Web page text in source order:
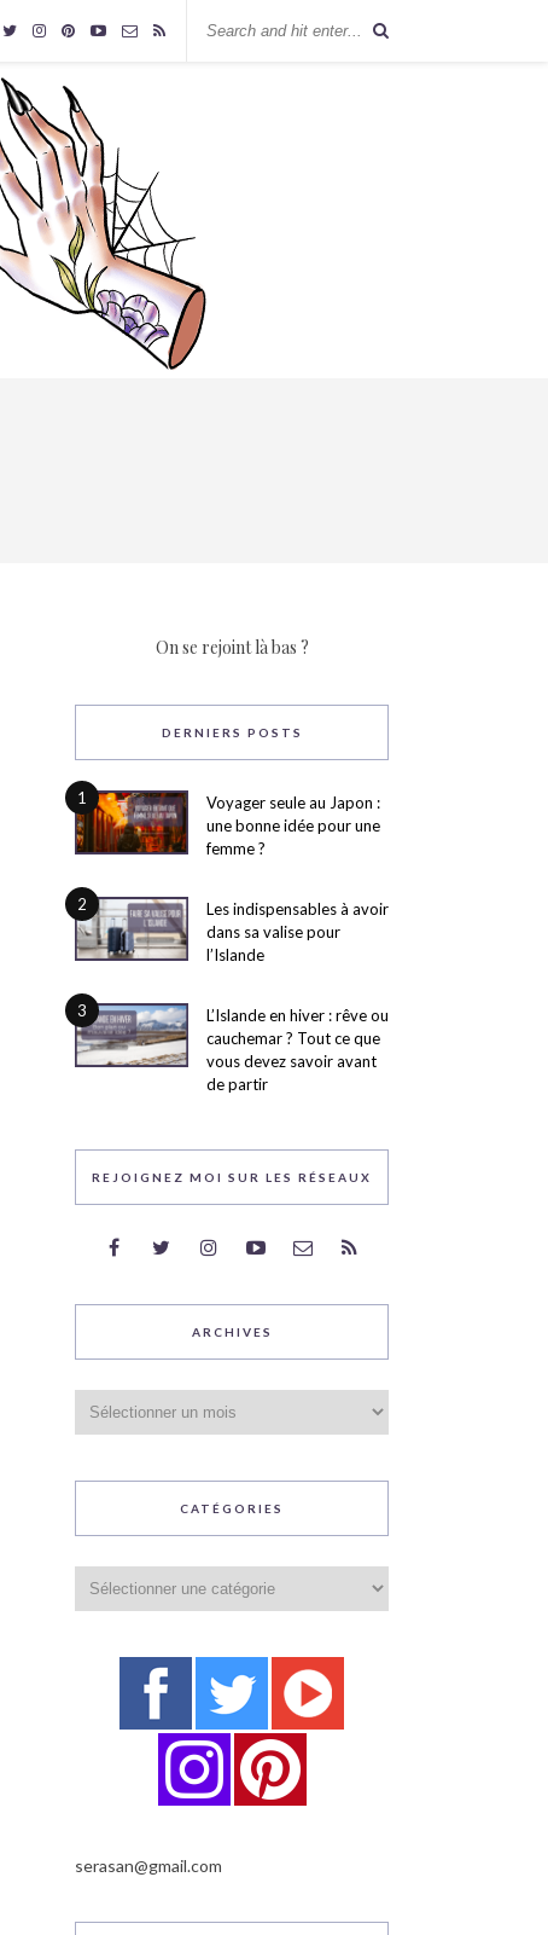
On se rejoint là bas ?
DERNIERS POSTS
1
Voyager seule au Japon :
une bonne idée pour une
femme ?
2
Les indispensables à avoir
dans sa valise pour
l’Islande
3
L’Islande en hiver : rêve ou
cauchemar ? Tout ce que
vous devez savoir avant
de partir
REJOIGNEZ MOI SUR LES RÉSEAUX
ARCHIVES
CATÉGORIES
serasan@gmail.com